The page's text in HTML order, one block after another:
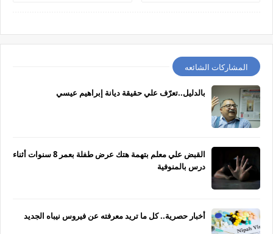
المشاركات الشائعه
بالدليل..تعرّف علي حقيقة ديانة إبراهيم عيسي
القبض علي معلم بتهمة هتك عرض طفلة بعمر 8 سنوات أثناء
درس بالمنوفية
أخبار حصرية.. كل ما تريد معرفته عن فيروس نيباه الجديد